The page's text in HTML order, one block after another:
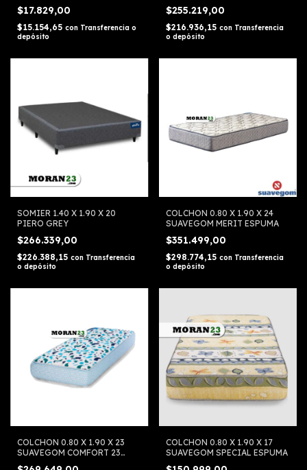
$17.829,00
$15.154,65 con Transferencia o
depósito
$255.219,00
$216.936,15 con Transferencia
o depósito
SOMIER 1.40 X 1.90 X 20
PIERO GREY
$266.339,00
$226.388,15 con Transferencia
o depósito
COLCHON 0.80 X 1.90 X 24
SUAVEGOM MERIT ESPUMA
$351.499,00
$298.774,15 con Transferencia
o depósito
COLCHON 0.80 X 1.90 X 23
SUAVEGOM COMFORT 23
ESPUMA
COLCHON 0.80 X 1.90 X 17
SUAVEGOM SPECIAL ESPUMA